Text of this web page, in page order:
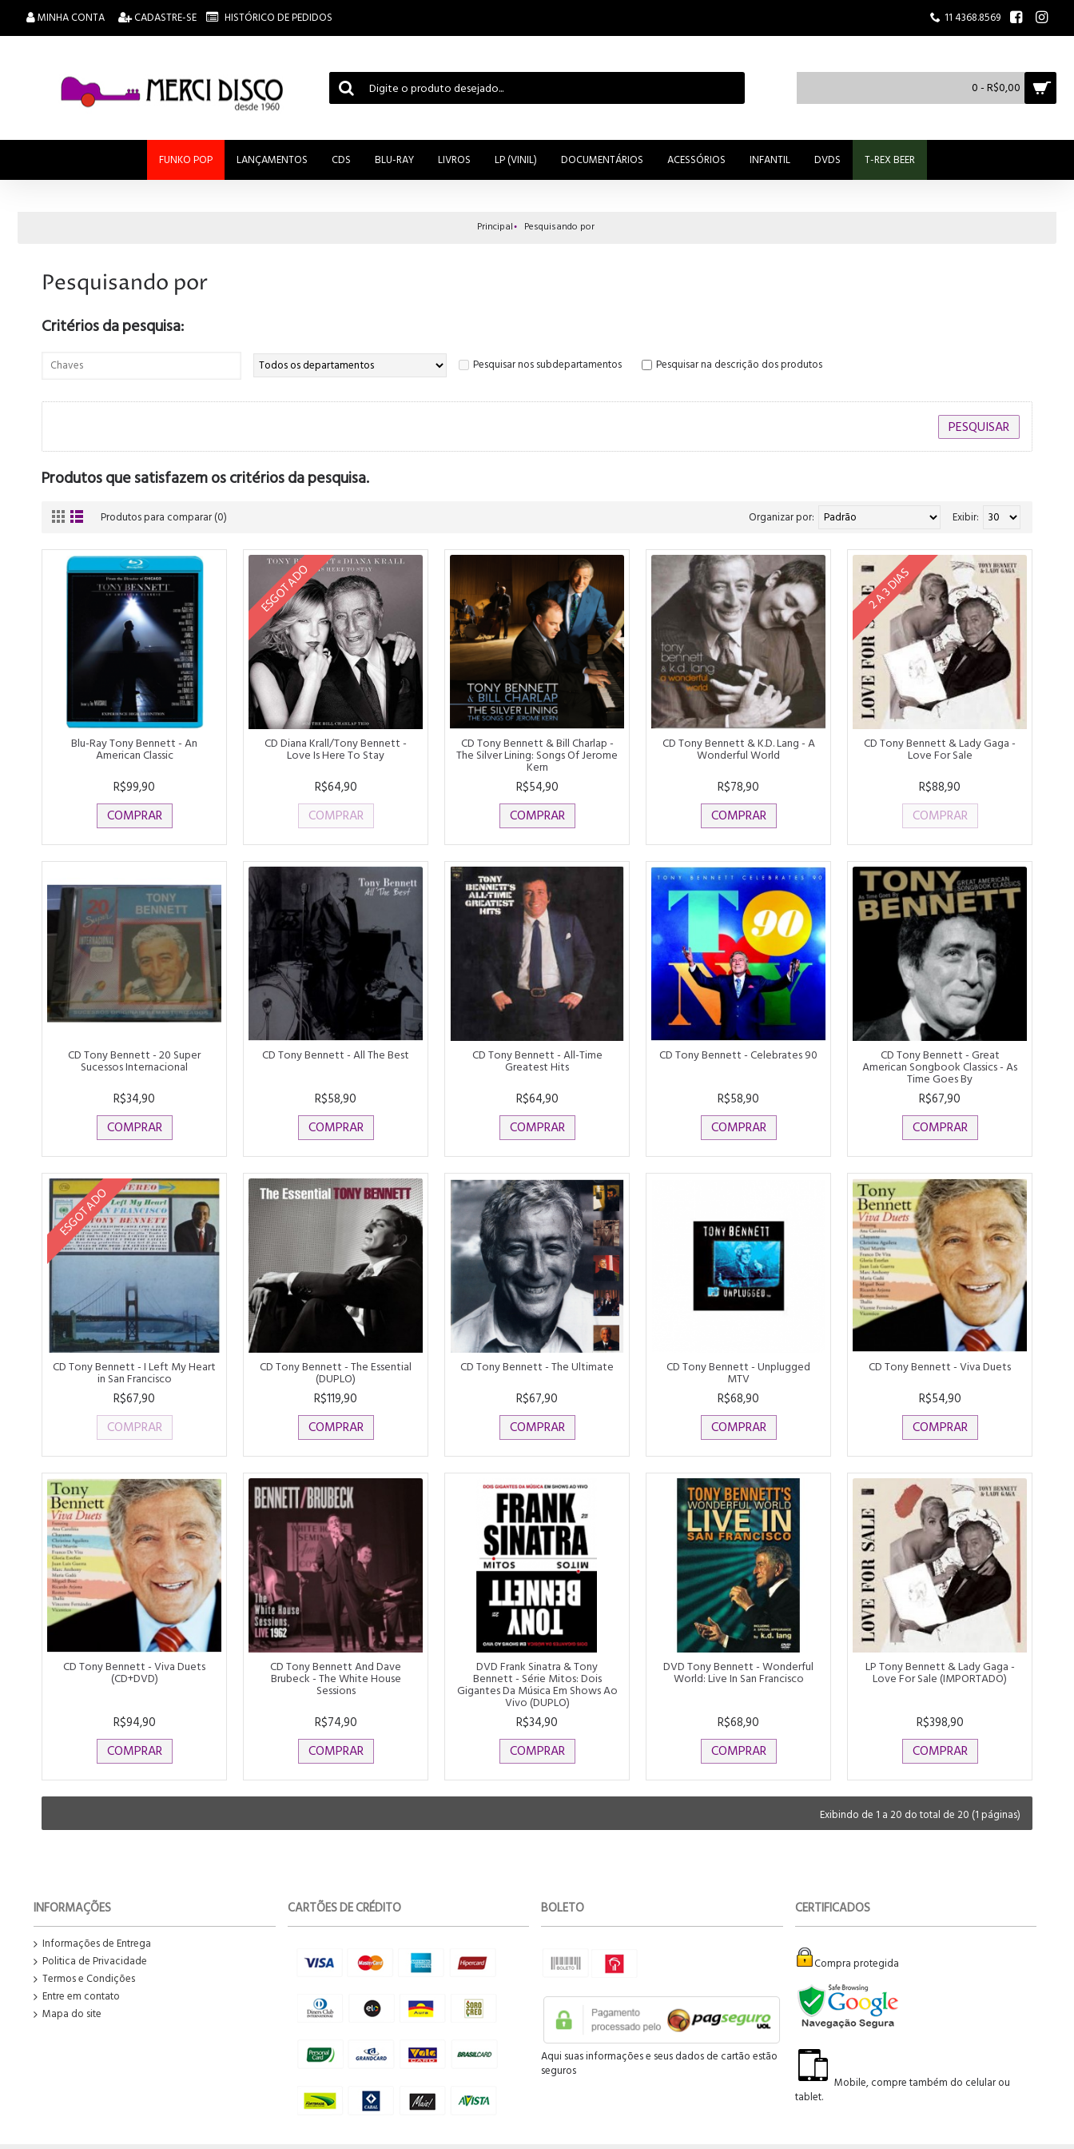
MINHA CONTA CADASTRE-SE HISTÓRICO DE PEDIDOS 11 4368.8569
0 - R$0,00
FUNKO POP LANÇAMENTOS CDS BLU-RAY LIVROS LP (VINIL) DOCUMENTÁRIOS ACESSÓRIOS INFANTIL DVDS T-REX BEER
Principal Pesquisando por
Pesquisando por
Critérios da pesquisa:
Pesquisar nos subdepartamentos Pesquisar na descrição dos produtos
Produtos que satisfazem os critérios da pesquisa.
Produtos para comparar (0) Exibir:
Organizar por:
Blu-Ray Tony Bennett - An
American Classic
R$99,90
COMPRAR
ESGOTADO
CD Diana Krall/Tony Bennett -
Love Is Here To Stay
R$64,90
COMPRAR
CD Tony Bennett & Bill Charlap -
The Silver Lining: Songs Of Jerome
Kern
R$54,90
COMPRAR
CD Tony Bennett & K.D. Lang - A
Wonderful World
R$78,90
COMPRAR
2 A 3 DIAS
CD Tony Bennett & Lady Gaga -
Love For Sale
R$88,90
COMPRAR
CD Tony Bennett - 20 Super
Sucessos Internacional
R$34,90
COMPRAR
CD Tony Bennett - All The Best
R$58,90
COMPRAR
CD Tony Bennett - All-Time
Greatest Hits
R$64,90
COMPRAR
CD Tony Bennett - Celebrates 90
R$58,90
COMPRAR
CD Tony Bennett - Great
American Songbook Classics - As
Time Goes By
R$67,90
COMPRAR
ESGOTADO
CD Tony Bennett - I Left My Heart
in San Francisco
R$67,90
COMPRAR
CD Tony Bennett - The Essential
(DUPLO)
R$119,90
COMPRAR
CD Tony Bennett - The Ultimate
R$67,90
COMPRAR
CD Tony Bennett - Unplugged
MTV
R$68,90
COMPRAR
CD Tony Bennett - Viva Duets
R$54,90
COMPRAR
CD Tony Bennett - Viva Duets
(CD+DVD)
R$94,90
COMPRAR
CD Tony Bennett And Dave
Brubeck - The White House
Sessions
R$74,90
COMPRAR
DVD Frank Sinatra & Tony
Bennett - Série Mitos: Dois
Gigantes Da Música Em Shows Ao
Vivo (DUPLO)
R$34,90
COMPRAR
DVD Tony Bennett - Wonderful
World: Live In San Francisco
R$68,90
COMPRAR
LP Tony Bennett & Lady Gaga -
Love For Sale (IMPORTADO)
R$398,90
COMPRAR
Exibindo de 1 a 20 do total de 20 (1 páginas)
INFORMAÇÕES
Informações de Entrega
Politica de Privacidade
Termos e Condições
Entre em contato
Mapa do site
CARTÕES DE CRÉDITO BOLETO
Aqui suas informações e seus dados de cartão estão
seguros
CERTIFICADOS
Compra protegida
Mobile, compre também do celular ou
tablet.